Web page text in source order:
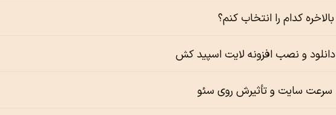
بالاخره کدام را انتخاب کنم؟
دانلود و نصب افزونه لایت اسپید کش
سرعت سایت و تأثیرش روی سئو